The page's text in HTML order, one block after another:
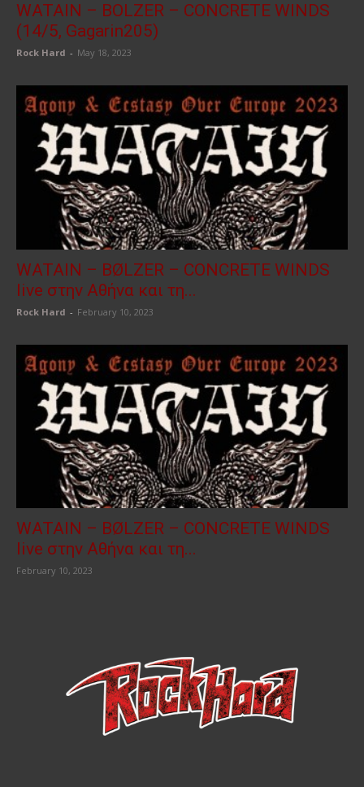
WATAIN – BOLZER – CONCRETE WINDS
(14/5, Gagarin205)
Rock Hard - May 18, 2023
WATAIN – BØLZER – CONCRETE WINDS
live στην Αθήνα και τη...
Rock Hard - February 10, 2023
WATAIN – BØLZER – CONCRETE WINDS
live στην Αθήνα και τη...
February 10, 2023